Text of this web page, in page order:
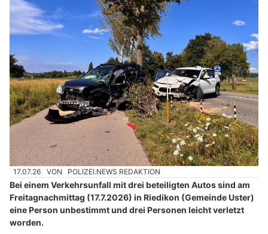
17.07.26 VON POLIZEI.NEWS REDAKTION
Bei einem Verkehrsunfall mit drei beteiligten Autos sind am
Freitagnachmittag (17.7.2026) in Riedikon (Gemeinde Uster)
eine Person unbestimmt und drei Personen leicht verletzt
worden.